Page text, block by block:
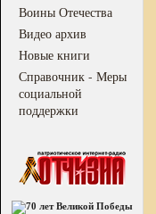
Воины Отечества
Видео архив
Новые книги
Справочник - Меры
социальной
поддержки